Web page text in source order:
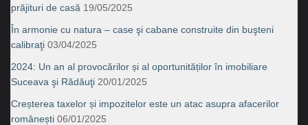
prăjituri de casă 19/05/2025
În armonie cu natura – case şi cabane construite din buşteni
calibraţi 03/04/2025
2024: Un an al provocărilor și al oportunităților în imobiliare
Suceava şi Rădăuţi 20/01/2025
Creșterea taxelor și impozitelor este un atac asupra afacerilor
românești 06/01/2025